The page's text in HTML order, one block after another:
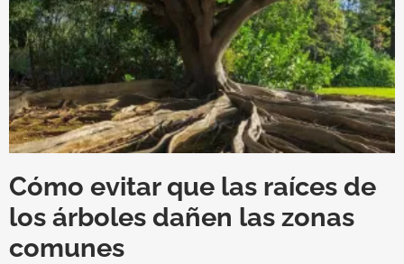
Cómo evitar que las raíces de
los árboles dañen las zonas
comunes